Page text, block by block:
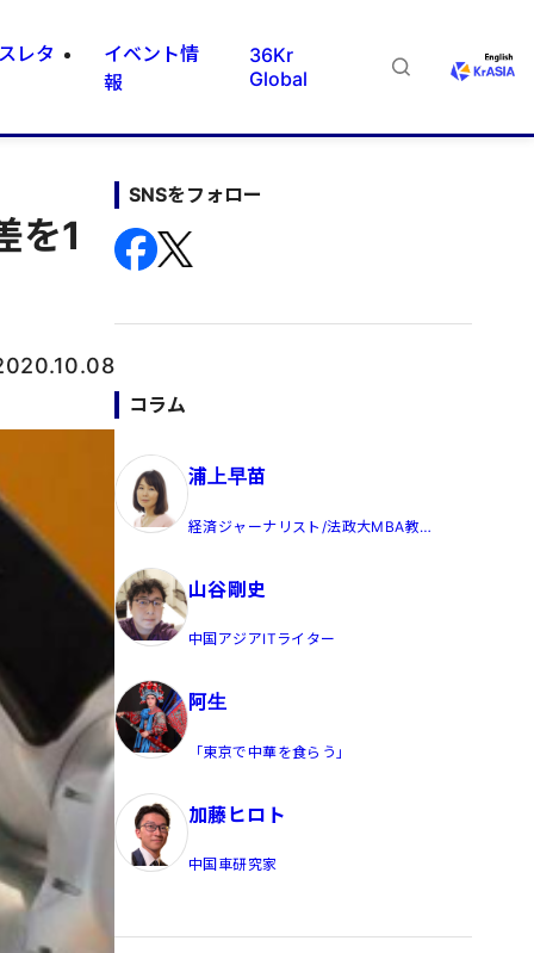
レタ
イベント情
報
36Kr
Global
を1
SNSをフォロー
コラム
浦上早苗
経済ジャーナリスト/法政大MBA教
山谷剛史
中国アジアITライター
阿生
「東京で中華を食らう」
加藤ヒロト
中国車研究家